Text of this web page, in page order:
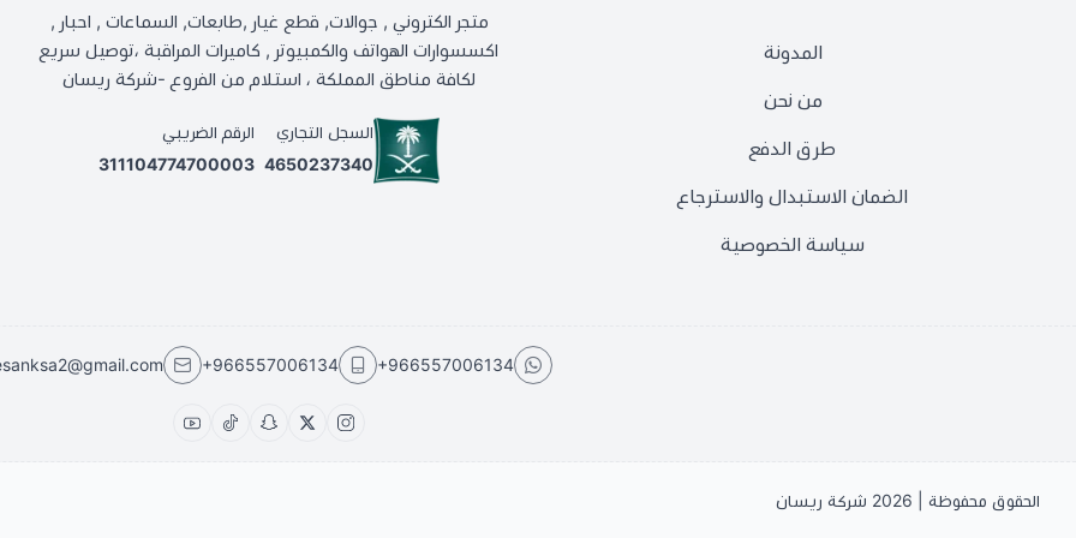
المدونة
من نحن
طرق الدفع
الضمان الاستبدال والاسترجاع
سياسة الخصوصية
متجر الكتروني , جوالات, قطع غيار ,طابعات, السماعات , احبار ,
اكسسوارات الهواتف والكمبيوتر , كاميرات المراقبة ،توصيل سريع
لكافة مناطق المملكة ، استلام من الفروع -شركة ريسان
السجل التجاري
4650237340
الرقم الضريبي
311104774700003
+966557006134
+966557006134
الحقوق محفوظة | 2026 شركة ريسان